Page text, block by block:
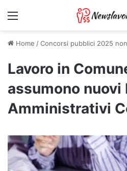
Menu
Home /Concorsi pubblici 2025
Lavoro in
assumono nuovi
Amministrativi